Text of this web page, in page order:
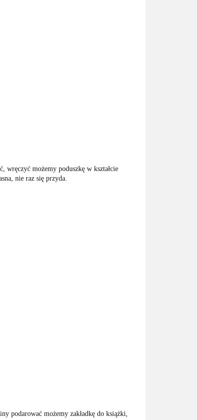
wręczyć możemy poduszkę w kształcie
nie raz się przyda.
podarować możemy zakładkę do książki,